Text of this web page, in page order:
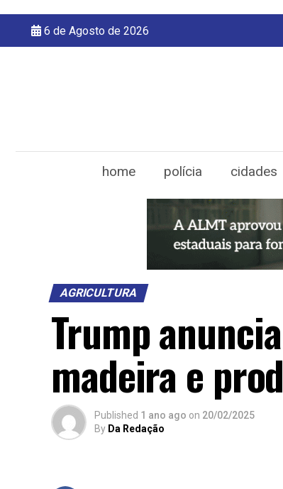
6 de Agosto de 2026
home polícia cidades
AGRICULTURA
Trump
madeira e
Published 1 ano ago on 20/02/2025
By Da Redação